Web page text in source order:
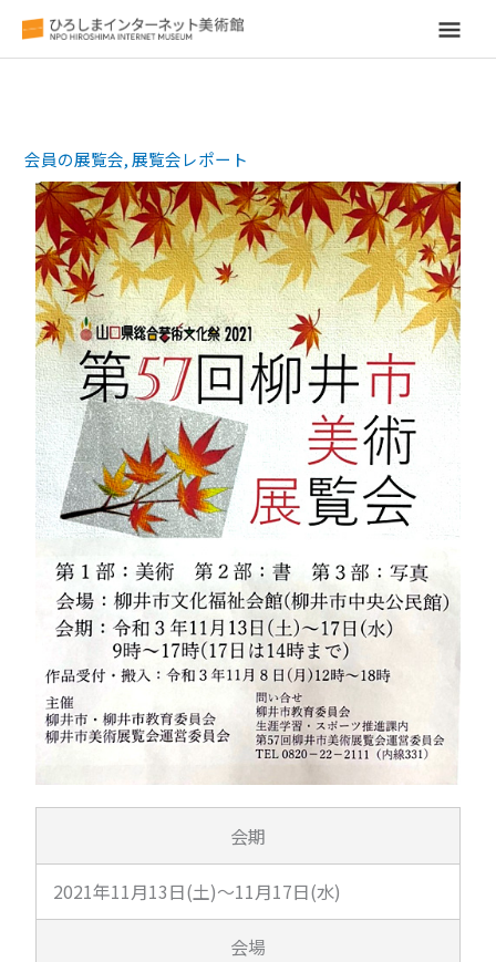
メ
メ
ニ
ュ
ー
会員の展覧会,展覧会レポート
会期
2021年11月13日(土)～11月17日(水)
会場